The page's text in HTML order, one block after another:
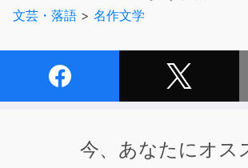
文芸・落語 > 名作文学
今、あなたにオス